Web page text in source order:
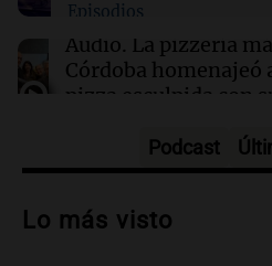
Renuncia del profesor
Cambridge tras
sobre sus credenciales
Episodios
Audio. La pizzería
Córdoba homenajeó
pizza esculpida con
Audio.A 13 años de
memoria y justicia
Podcast
Lo más visto